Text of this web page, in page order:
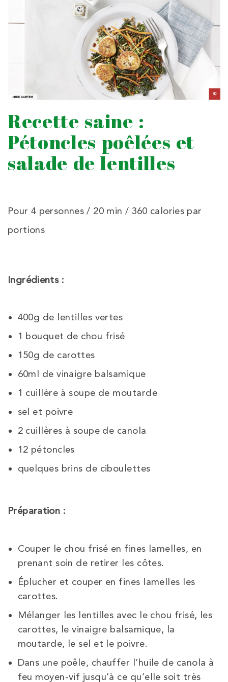
Recette saine :
Pétoncles poêlées et
salade de lentilles
Pour 4 personnes / 20 min / 360 calories par
portions
Ingrédients :
400g de lentilles vertes
1 bouquet de chou frisé
150g de carottes
60ml de vinaigre balsamique
1 cuillère à soupe de moutarde
sel et poivre
2 cuillères à soupe de canola
12 pétoncles
quelques brins de ciboulettes
Préparation :
Couper le chou frisé en fines lamelles, en
prenant soin de retirer les côtes.
Éplucher et couper en fines lamelles les
carottes.
Mélanger les lentilles avec le chou frisé, les
carottes, le vinaigre balsamique, la
moutarde, le sel et le poivre.
Dans une poêle, chauffer l’huile de canola à
feu moyen-vif jusqu’à ce qu’elle soit très